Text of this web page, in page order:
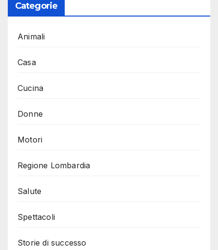
Categorie
Animali
Casa
Cucina
Donne
Motori
Regione Lombardia
Salute
Spettacoli
Storie di successo